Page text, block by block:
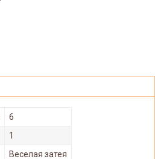
6
1
Веселая затея